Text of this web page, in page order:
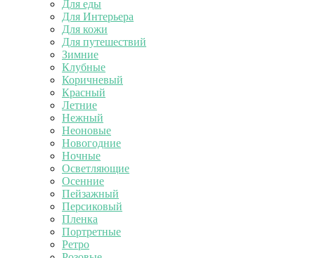
Для еды
Для Интерьера
Для кожи
Для путешествий
Зимние
Клубные
Коричневый
Красный
Летние
Нежный
Неоновые
Новогодние
Ночные
Осветляющие
Осенние
Пейзажный
Персиковый
Пленка
Портретные
Ретро